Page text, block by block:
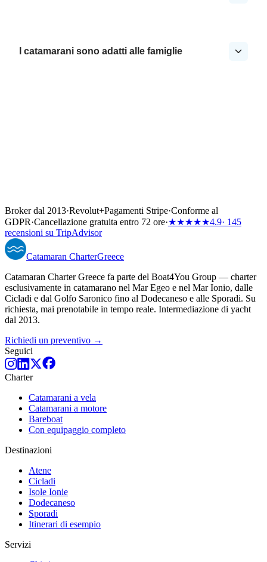
I catamarani sono adatti alle famiglie
Broker dal 2013·Revolut+Pagamenti Stripe·Conforme al
GDPR·Cancellazione gratuita entro 72 ore·★★★★★4.9· 145
recensioni su TripAdvisor
Catamaran CharterGreece
Catamaran Charter Greece fa parte del Boat4You Group — charter
esclusivamente in catamarano nel Mar Egeo e nel Mar Ionio, dalle
Cicladi e dal Golfo Saronico fino al Dodecaneso e alle Sporadi. Su
richiesta, mai prenotabile in tempo reale. Intermediazione di yacht
dal 2013.
Richiedi un preventivo →
Seguici
Charter
Catamarani a vela
Catamarani a motore
Bareboat
Con equipaggio completo
Destinazioni
Atene
Cicladi
Isole Ionie
Dodecaneso
Sporadi
Itinerari di esempio
Servizi